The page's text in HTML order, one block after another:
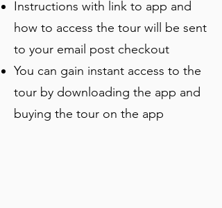
Instructions with link to app and
how to access the tour will be sent
to your email post checkout
You can gain instant access to the
tour by downloading the app and
buying the tour on the app